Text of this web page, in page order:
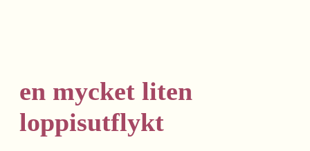
en mycket liten
loppisutflykt